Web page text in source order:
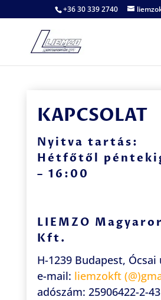
+36 30 339 2740
KAPCSOLAT
Nyitva tartás:
Hétfőtől
– 16:00
LIEMZO
Kft.
H-1239 Budapest, Ócsai
e-mail: liemzokft (@
adószám: 25906422-2-43